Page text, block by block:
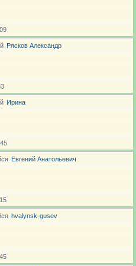
Рясков Александр
Ирина
Евгений Анатольевич
hvalynsk-gusev